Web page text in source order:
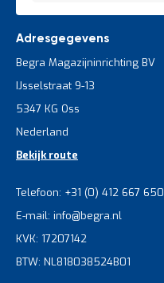
Adresgegevens
Begra Magazijninrichting BV
IJsselstraat 9-13
5347 KG Oss
Nederland
Bekijk route
Telefoon: +31 (0) 412 667 650
E-mail: info@begra.nl
KVK: 17207142
BTW: NL818038524B01